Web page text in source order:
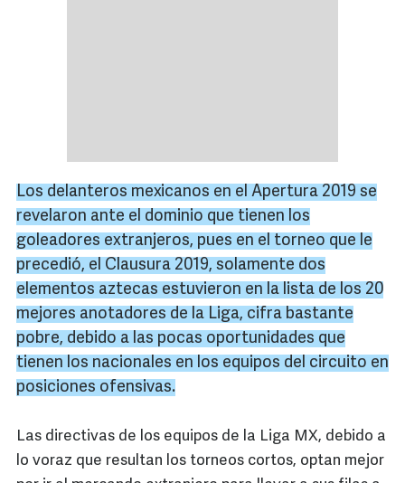
Los delanteros mexicanos en el Apertura 2019 se
revelaron ante el dominio que tienen los
goleadores extranjeros, pues en el torneo que le
precedió, el Clausura 2019, solamente dos
elementos aztecas estuvieron en la lista de los 20
mejores anotadores de la Liga, cifra bastante
pobre, debido a las pocas oportunidades que
tienen los nacionales en los equipos del circuito en
posiciones ofensivas.
Las directivas de los equipos de la Liga MX, debido a
lo voraz que resultan los torneos cortos, optan mejor